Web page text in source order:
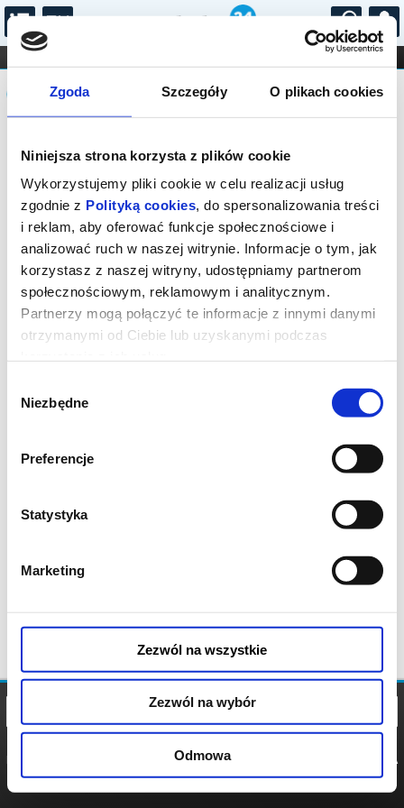
Zgoda Szczegóły O plikach cookies
Niniejsza strona korzysta z plików cookie
Wykorzystujemy pliki cookie w celu realizacji usług
zgodnie z Polityką cookies, do spersonalizowania treści
i reklam, aby oferować funkcje społecznościowe i
analizować ruch w naszej witrynie. Informacje o tym, jak
korzystasz z naszej witryny, udostępniamy partnerom
społecznościowym, reklamowym i analitycznym.
Partnerzy mogą połączyć te informacje z innymi danymi
otrzymanymi od Ciebie lub uzyskanymi podczas
zgody
Niezbędne
Preferencje
Statystyka
Marketing
Zezwól na wszystkie
Zezwól na wybór
Odmowa
...
FILHARMONIA OPERA I BALET
STAND-UP
DLA DZIECI
Komunikat
Sprzedaż biletów on-line na wydarzenie
została zakończona.
POLITYKA
POLITYKA